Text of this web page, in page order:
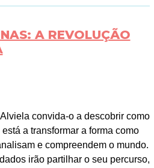
A REVOLUÇÃO
convida-o a descobrir como
a transformar a forma como
e compreendem o mundo.
irão partilhar o seu percurso,